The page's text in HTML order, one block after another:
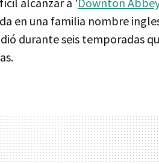
en una familia nombre
durante seis temporadas